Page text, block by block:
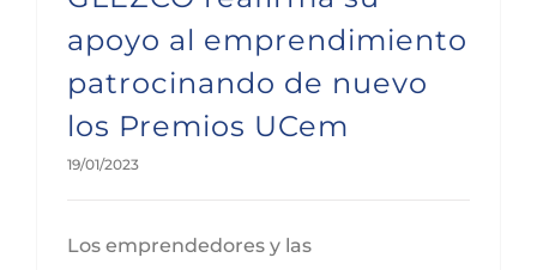
apoyo al emprendimiento
patrocinando de nuevo
los Premios UCem
19/01/2023
Los emprendedores y las